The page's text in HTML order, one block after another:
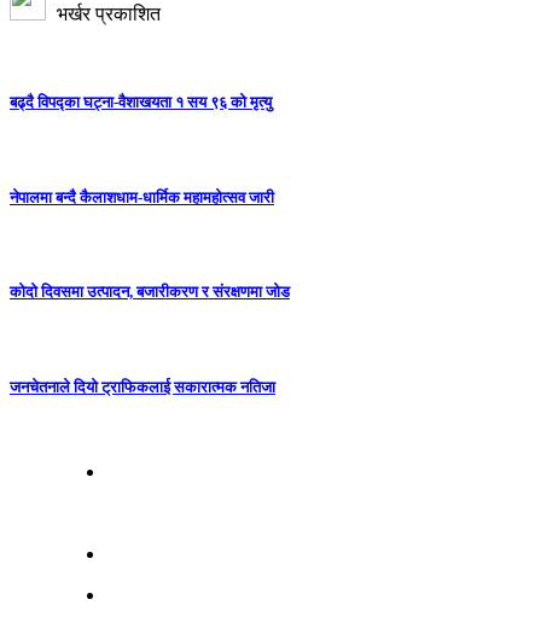
भर्खर प्रकाशित
बढ्दै विपद्का घट्ना-वैशाखयता १ सय ९६ को मृत्यु
नेपालमा बन्दै कैलाशधाम-धार्मिक महामहोत्सव जारी
कोदो दिवसमा उत्पादन, बजारीकरण र संरक्षणमा जोड
जनचेतनाले दियो ट्राफिकलाई सकारात्मक नतिजा